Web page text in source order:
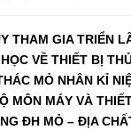
THAM GIA TRIỂN
VỀ THIẾT BỊ
MỎ NHÂN KỈ
MÔN MÁY VÀ
ĐH MỎ – ĐỊA